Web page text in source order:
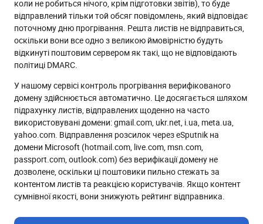
коли не робиться нічого, крім підготовки звітів), то буде
відправлений тільки той обсяг повідомлень, який відповідає
поточному дню прогрівання. Решта листів не відправиться,
оскільки вони все одно з великою ймовірністю будуть
відкинуті поштовим сервером як такі, що не відповідають
політиці DMARC.
У нашому сервісі контроль прогрівання верифікованого
домену здійснюється автоматично. Це досягається шляхом
підрахунку листів, відправлених щоденно на часто
використовувані домени: gmail.com, ukr.net, i.ua, meta.ua,
yahoo.com. Відправлення розсилок через eSputnik на
домени Microsoft (hotmail.com, live.com, msn.com,
passport.com, outlook.com) без верифікації домену не
дозволене, оскільки ці поштовики пильно стежать за
контентом листів та реакцією користувачів. Якщо контент
сумнівної якості, вони знижують рейтинг відправника.